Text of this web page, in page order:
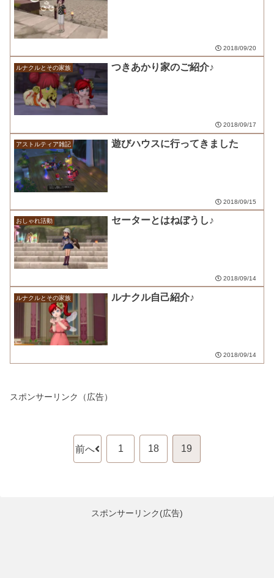
2018/09/20
ルナクルとその家族 つきあかり家のご紹介♪
2018/09/17
アストルティア雑記 遊びハウスに行ってきました
2018/09/15
おしゃれ活動 セーターとはねぼうし♪
2018/09/14
ルナクルとその家族 ルナクル自己紹介♪
2018/09/14